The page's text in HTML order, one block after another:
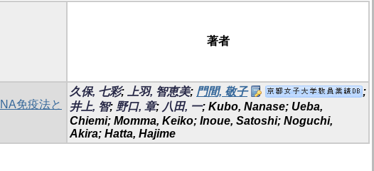
著者
免疫法と
久保, 七彩; 上羽, 智恵美; 門間, 敬子
;
井上, 智; 野口, 章; 八田, 一; Kubo, Nanase; Ueba,
Chiemi; Momma, Keiko; Inoue, Satoshi; Noguchi,
Akira; Hatta, Hajime